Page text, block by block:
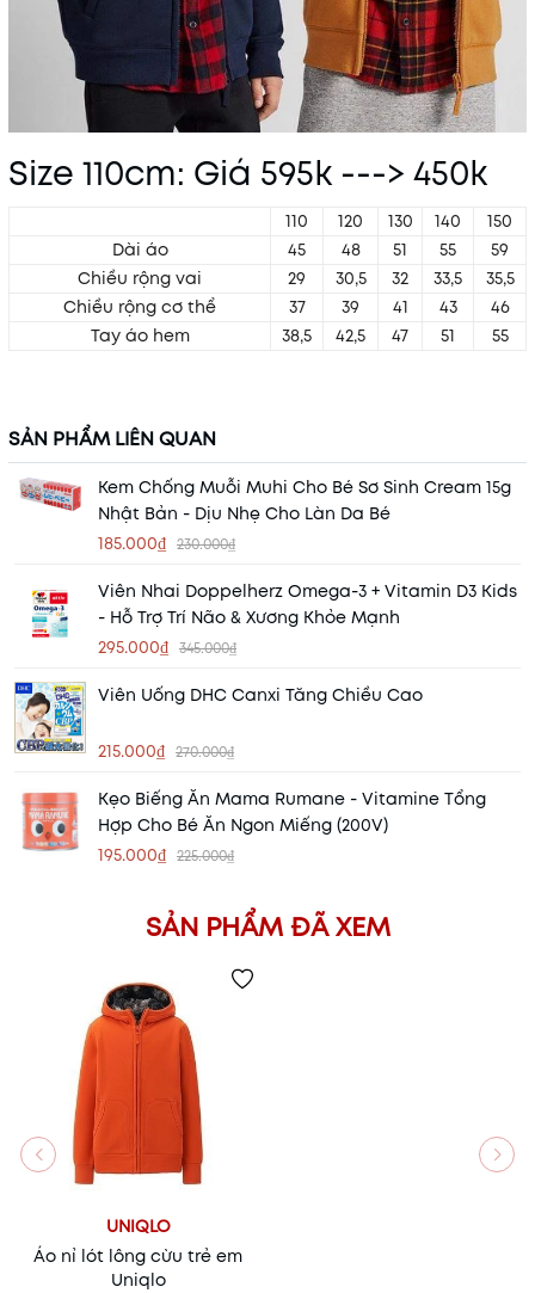
Size 110cm: Giá 595k ---> 450k
110 120 130 140
150
Dài áo
45 48 51 55
59
Chiều rộng vai
29 30,5 32 33,5
35,5
Chiều rộng cơ thể
37 39 41 43
46
Tay áo hem
38,5 42,5 47 51 55
SẢN PHẨM LIÊN QUAN
Kem Chống Muỗi Muhi Cho Bé Sơ Sinh Cream 15g
Nhật Bản - Dịu Nhẹ Cho Làn Da Bé
185.000₫ 230.000₫
Viên Nhai Doppelherz Omega-3 + Vitamin D3 Kids
- Hỗ Trợ Trí Não & Xương Khỏe Mạnh
295.000₫ 345.000₫
Viên Uống DHC Canxi Tăng Chiều Cao
215.000₫ 270.000₫
Kẹo Biếng Ăn Mama Rumane - Vitamine Tổng
Hợp Cho Bé Ăn Ngon Miếng (200V)
195.000₫ 225.000₫
SẢN PHẨM ĐÃ XEM
UNIQLO
Áo nỉ lót lông cừu trẻ em
Uniqlo